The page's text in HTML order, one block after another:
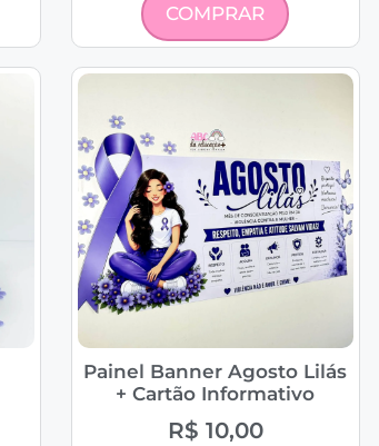
COMPRAR
Painel Banner Agosto Lilás
+ Cartão Informativo
R$ 10,00